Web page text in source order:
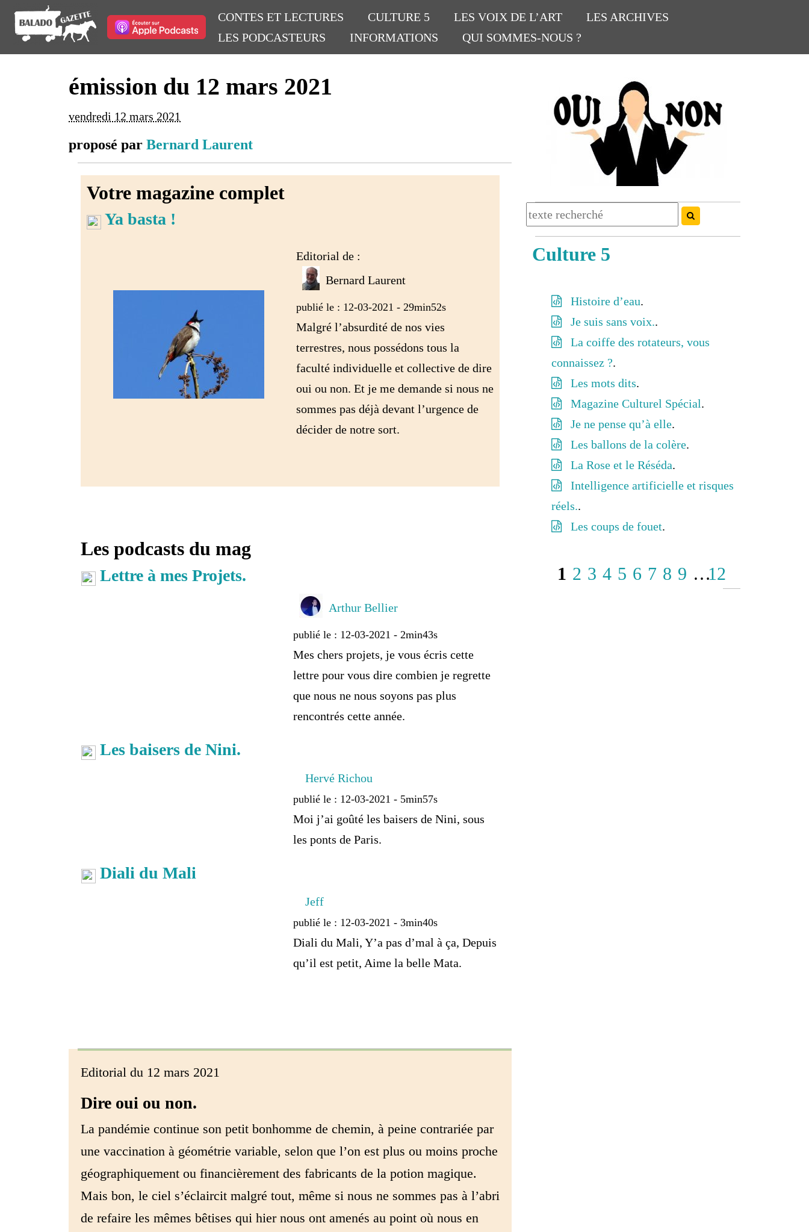
CONTES ET LECTURES CULTURE 5 LES VOIX DE L’ART
LES ARCHIVES
LES PODCASTEURS
INFORMATIONS QUI SOMMES-NOUS ?
émission du 12 mars 2021
vendredi 12 mars 2021
proposé par Bernard Laurent
Votre magazine complet
Ya basta !
Editorial de :
Bernard Laurent
publié le : 12-03-2021 - 29min52s
Malgré l’absurdité de nos vies
terrestres, nous possédons tous la
faculté individuelle et collective de dire
oui ou non. Et je me demande si nous ne
sommes pas déjà devant l’urgence de
décider de notre sort.
Les podcasts du mag
Lettre à mes Projets.
Arthur Bellier
publié le : 12-03-2021 - 2min43s
Mes chers projets, je vous écris cette
lettre pour vous dire combien je regrette
que nous ne nous soyons pas plus
rencontrés cette année.
Les baisers de Nini.
Hervé Richou
publié le : 12-03-2021 - 5min57s
Moi j’ai goûté les baisers de Nini, sous
les ponts de Paris.
Diali du Mali
Jeff
publié le : 12-03-2021 - 3min40s
Diali du Mali, Y’a pas d’mal à ça, Depuis
qu’il est petit, Aime la belle Mata.
Editorial du 12 mars 2021
Dire oui ou non.
La pandémie continue son petit bonhomme de chemin, à peine contrariée par
une vaccination à géométrie variable, selon que l’on est plus ou moins proche
géographiquement ou financièrement des fabricants de la potion magique.
Mais bon, le ciel s’éclaircit malgré tout, même si nous ne sommes pas à l’abri
de refaire les mêmes bêtises qui hier nous ont amenés au point où nous en
Culture 5
Histoire d’eau.
Je suis sans voix..
La coiffe des rotateurs, vous
connaissez ?.
Les mots dits.
Magazine Culturel Spécial.
Je ne pense qu’à elle.
Les ballons de la colère.
La Rose et le Réséda.
Intelligence artificielle et risques
réels..
Les coups de fouet.
1 2 3 4 5 6 7 8 9 …12